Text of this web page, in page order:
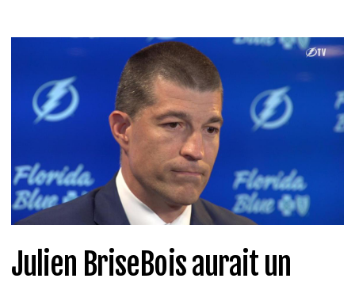
Julien BriseBois aurait un